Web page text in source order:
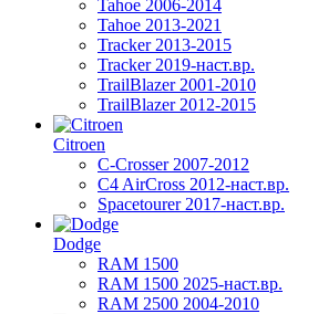
Tahoe 2006-2014
Tahoe 2013-2021
Tracker 2013-2015
Tracker 2019-наст.вр.
TrailBlazer 2001-2010
TrailBlazer 2012-2015
Citroen
C-Crosser 2007-2012
C4 AirCross 2012-наст.вр.
Spacetourer 2017-наст.вр.
Dodge
RAM 1500
RAM 1500 2025-наст.вр.
RAM 2500 2004-2010